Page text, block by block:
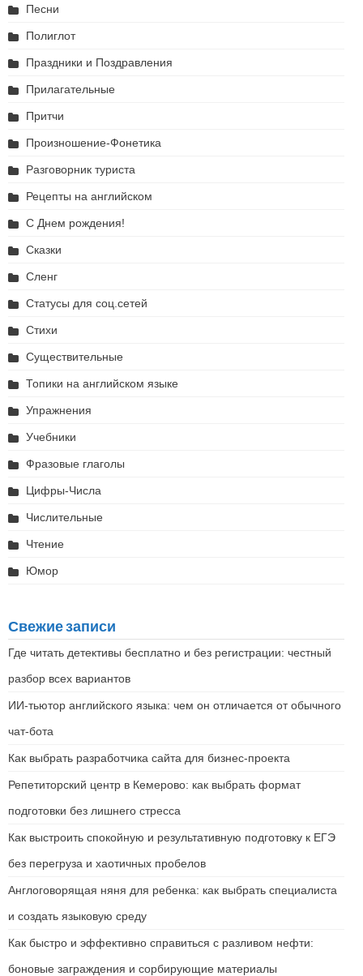
Песни
Полиглот
Праздники и Поздравления
Прилагательные
Притчи
Произношение-Фонетика
Разговорник туриста
Рецепты на английском
С Днем рождения!
Сказки
Сленг
Статусы для соц.сетей
Стихи
Существительные
Топики на английском языке
Упражнения
Учебники
Фразовые глаголы
Цифры-Числа
Числительные
Чтение
Юмор
Свежие записи
Где читать детективы бесплатно и без регистрации: честный
разбор всех вариантов
ИИ-тьютор английского языка: чем он отличается от обычного
чат-бота
Как выбрать разработчика сайта для бизнес-проекта
Репетиторский центр в Кемерово: как выбрать формат
подготовки без лишнего стресса
Как выстроить спокойную и результативную подготовку к ЕГЭ
без перегруза и хаотичных пробелов
Англоговорящая няня для ребенка: как выбрать специалиста
и создать языковую среду
Как быстро и эффективно справиться с разливом нефти:
боновые заграждения и сорбирующие материалы